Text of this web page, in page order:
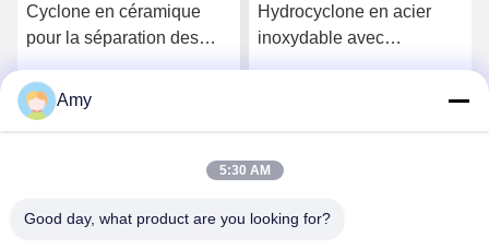
Cyclone en céramique
pour la séparation des
collecte des poussières
Parlez Maintenant.
Hydrocyclone en acier
inoxydable avec
Amy
5:30 AM
Good day, what product are you looking for?